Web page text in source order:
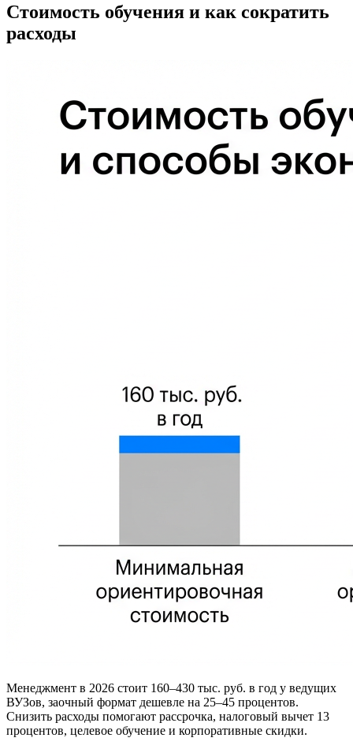
Стоимость обучения и как сократить
расходы
Менеджмент в 2026 стоит 160–430 тыс. руб. в год у ведущих
ВУЗов, заочный формат дешевле на 25–45 процентов.
Снизить расходы помогают рассрочка, налоговый вычет 13
процентов, целевое обучение и корпоративные скидки.